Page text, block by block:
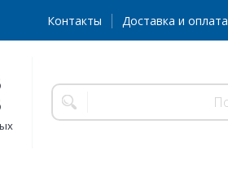
Контакты Доставка и оплата